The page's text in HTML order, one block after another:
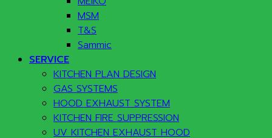
MSM
T&S
Sammic
SERVICE
KITCHEN PLAN DESIGN
GAS SYSTEMS
HOOD EXHAUST SYSTEM
KITCHEN FIRE SUPPRESSION
UV KITCHEN EXHAUST HOOD